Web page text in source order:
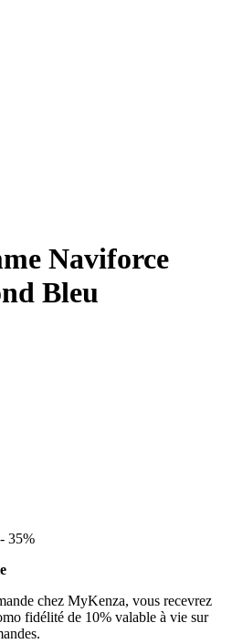
Naviforce
Bleu
- 35%
chez MyKenza, vous recevrez
fidélité de 10% valable à vie sur